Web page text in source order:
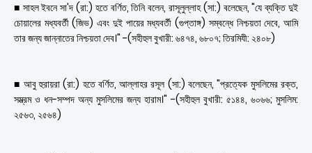
■ সাহল ইবনে সা'দ (রা:) হতে বর্ণিত, তিনি বলেন, রাসূলুল্লাহ (সা:) বলেছেন, "যে ব্যক্তি দুই
চোয়ালের মধ্যবর্তী (জিভ) এবং দুই পায়ের মধ্যবর্তী (গুপ্তাঙ্গ) সম্বন্ধে নিশ্চয়তা দেবে, আমি
তার জন্য জান্নাতের নিশ্চয়তা দেব।" -(সহীহুল বুখারী: ৬৪৭৪, ৬৮০৭; তিরমিযী: ২৪০৮)
■ আবু হুরায়রা (রা:) হতে বর্ণিত, আল্লাহর রসূল (সা:) বলেছেন, "প্রত্যেক মুসলিমের রক্ত,
সম্ভ্রম ও ধন-সম্পদ অন্য মুসলিমের জন্য হারাম।" -(সহীহুল বুখারী: ৫১৪৪, ৬০৬৬; মুসলিম:
২৫৬৩, ২৫৬৪)